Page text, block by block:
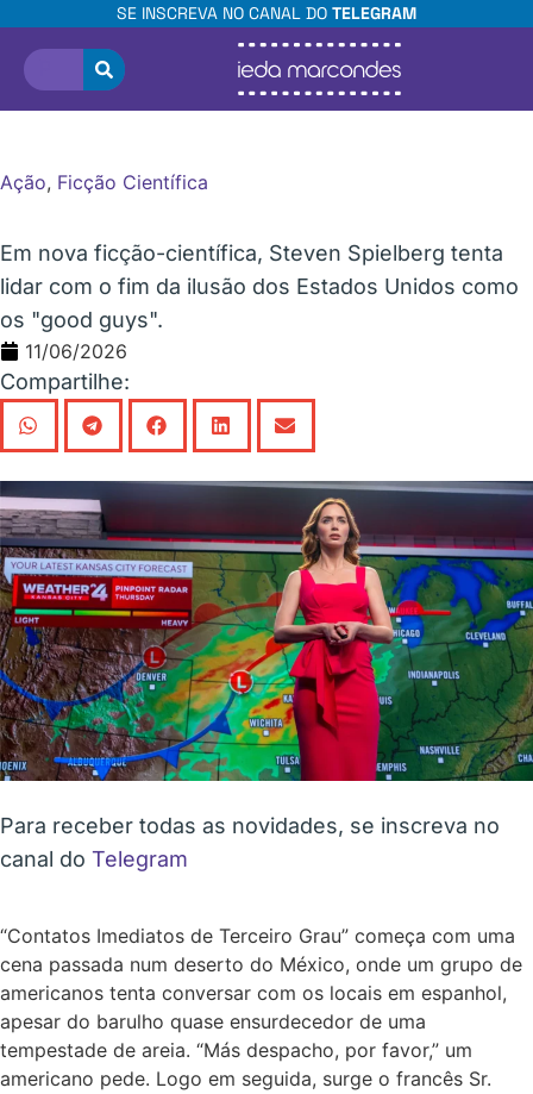
SE INSCREVA NO CANAL DO TELEGRAM
Ação, Ficção Científica
Em nova ficção-científica, Steven Spielberg tenta
lidar com o fim da ilusão dos Estados Unidos como
os "good guys".
11/06/2026
Compartilhe:
Para receber todas as novidades, se inscreva no
canal do Telegram
“Contatos Imediatos de Terceiro Grau” começa com uma
cena passada num deserto do México, onde um grupo de
americanos tenta conversar com os locais em espanhol,
apesar do barulho quase ensurdecedor de uma
tempestade de areia. “Más despacho, por favor,” um
americano pede. Logo em seguida, surge o francês Sr.